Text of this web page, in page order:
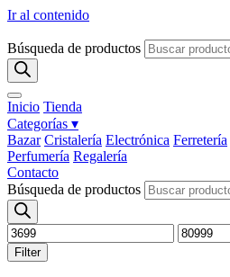
Ir al contenido
Búsqueda de productos
Inicio Tienda
Categorías ▾
Bazar Cristalería Electrónica Ferretería
Perfumería Regalería
Contacto
Búsqueda de productos
Filter